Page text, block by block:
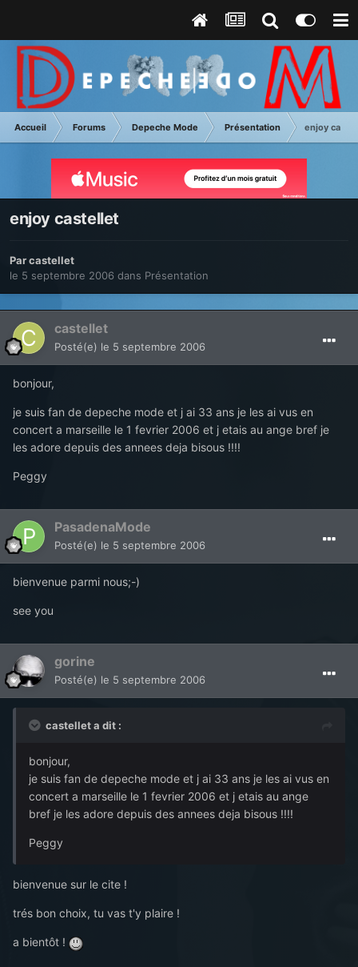
Accueil Forums Depeche Mode Présentation enjoy
enjoy castellet
Parcastellet
le 5 septembre 2006 dans Présentation
castellet
Posté(e) le 5 septembre 2006
bonjour,
je suis fan de depeche mode et j ai 33 ans je les ai vus en
concert a marseille le 1 fevrier 2006 et j etais au ange bref je
les adore depuis des annees deja bisous !!!!
Peggy
PasadenaMode
Posté(e) le 5 septembre 2006
bienvenue parmi nous;-)
see you
gorine
Posté(e) le 5 septembre 2006
castellet a dit :
bonjour,
je suis fan de depeche mode et j ai 33 ans je les ai vus en
concert a marseille le 1 fevrier 2006 et j etais au ange
bref je les adore depuis des annees deja bisous !!!!
Peggy
bienvenue sur le cite !
trés bon choix, tu vas t'y plaire !
a bientôt !